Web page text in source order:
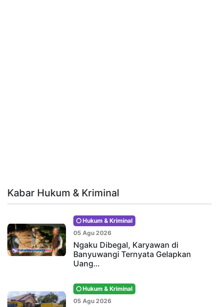
Kabar Hukum & Kriminal
Hukum & Kriminal
05 Agu 2026
Ngaku Dibegal, Karyawan di
Banyuwangi Ternyata Gelapkan
Uang…
Hukum & Kriminal
05 Agu 2026